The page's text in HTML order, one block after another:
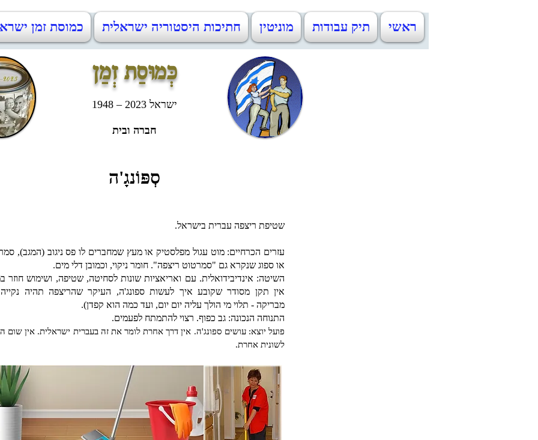
ראשי תיק עבודות מוניטין חתיכות היסטוריה ישראלית כמוסת זמן ישראל 1948-
כְּמוּסַת זְמַן
ישראל 2023 – 1948
חברה ובית
סְפּוֹנגָ'ה
שטיפת ריצפה עברית בישראל.
עזרים הכרחיים: מוט עגול מפלסטיק או מעץ שמחברים לו פס ניגוב (המגב),
או ספוג שנקרא גם "סמרטוט ריצפה". חומר ניקוי, וכמובן דלי מים.
השיטה: אינדיבידואלית. עם ואריאציות שונות לסחיטה, שטיפה, ושימוש חוזר
אין תקן מסודר שקובע איך לעשות ספונג'ה, העיקר שהריצפה תהיה
מבריקה - תלוי מי הולך עליה יום יום, ועד כמה הוא קפדן).
התנוחה הנכונה: גב כפוף. רצוי להתמתח לפעמים.
פועל יוצא:עושים ספונג'ה. אין דרך אחרת לומר את זה בעברית ישראלית. אין שום
לשונית אחרת.